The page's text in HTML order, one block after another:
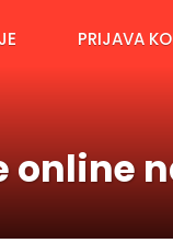
PRIJAVA
online